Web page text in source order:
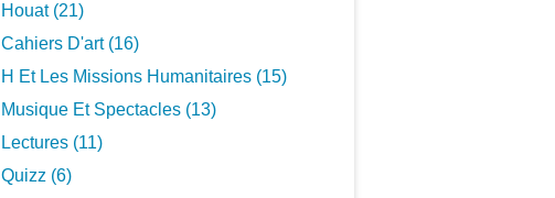
Houat (21)
Cahiers D'art (16)
H Et Les Missions Humanitaires (15)
Musique Et Spectacles (13)
Lectures (11)
Quizz (6)